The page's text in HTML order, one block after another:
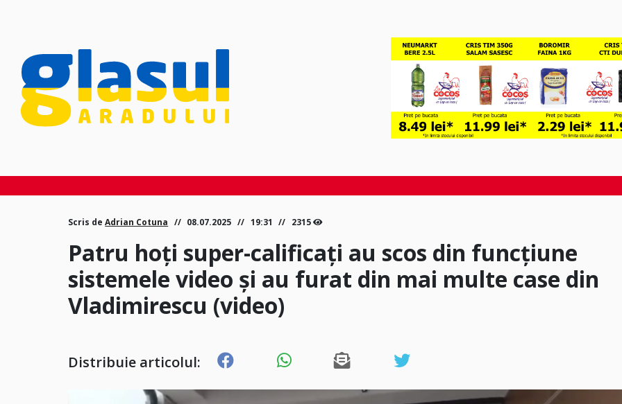
Scris deAdrian Cotuna 08.07.2025 19:31 2315
Patru hoți super-calificați au scos din funcțiune
sistemele video și au furat din mai multe case din
Vladimirescu (video)
Distribuie articolul: